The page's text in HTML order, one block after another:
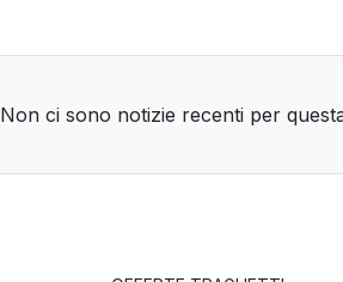
Non ci sono notizie recenti per